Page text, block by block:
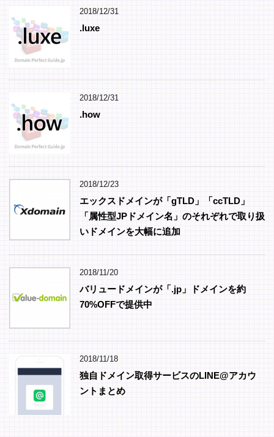
2018/12/31
.luxe
2018/12/31
.how
2018/12/23
エックスドメインが「gTLD」「ccTLD」
「属性型JPドメイン名」のそれぞれで取り扱
いドメインを大幅に追加
2018/11/20
バリュードメインが「.jp」ドメインを約
70%OFFで提供中
2018/11/18
独自ドメイン取得サービスのLINE@アカウ
ントまとめ